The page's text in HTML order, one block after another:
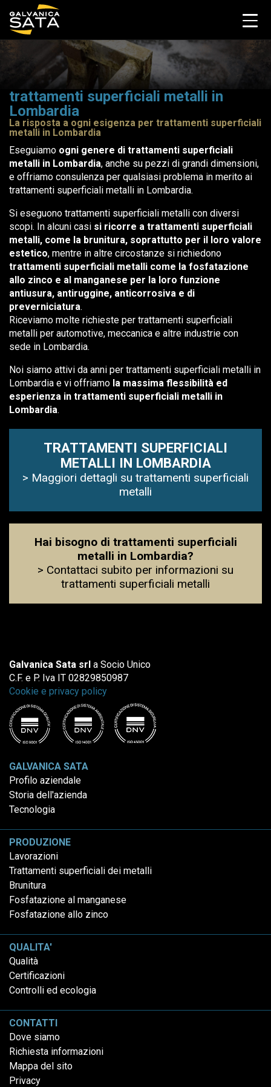
trattamenti superficiali metalli in
Lombardia
La risposta a ogni esigenza per trattamenti superficiali
metalli in Lombardia
Eseguiamo ogni genere di trattamenti superficiali
metalli in Lombardia, anche su pezzi di grandi dimensioni,
e offriamo consulenza per qualsiasi problema in merito ai
trattamenti superficiali metalli in Lombardia.
Si eseguono trattamenti superficiali metalli con diversi
scopi. In alcuni casi si ricorre a trattamenti superficiali
metalli, come la brunitura, soprattutto per il loro valore
estetico, mentre in altre circostanze si richiedono
trattamenti superficiali metalli come la fosfatazione
allo zinco e al manganese per la loro funzione
antiusura, antiruggine, anticorrosiva e di
preverniciatura.
Riceviamo molte richieste per trattamenti superficiali
metalli per automotive, meccanica e altre industrie con
sede in Lombardia.
Noi siamo attivi da anni per trattamenti superficiali metalli in
Lombardia e vi offriamo la massima flessibilità ed
esperienza in trattamenti superficiali metalli in
Lombardia.
TRATTAMENTI SUPERFICIALI
METALLI IN LOMBARDIA
> Maggiori dettagli su trattamenti superficiali
metalli
Hai bisogno di trattamenti superficiali
metalli in Lombardia?
> Contattaci subito per informazioni su
trattamenti superficiali metalli
Galvanica Sata srl a Socio Unico
C.F. e P. Iva IT 02829850987
Cookie e privacy policy
GALVANICA SATA
Profilo aziendale
Storia dell'azienda
Tecnologia
PRODUZIONE
Lavorazioni
Trattamenti superficiali dei metalli
Brunitura
Fosfatazione al manganese
Fosfatazione allo zinco
QUALITA'
Qualità
Certificazioni
Controlli ed ecologia
CONTATTI
Dove siamo
Richiesta informazioni
Mappa del sito
Privacy